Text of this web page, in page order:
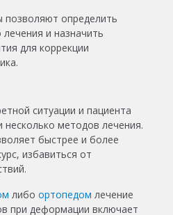
позволяют определить
и назначить
для коррекции
ситуации и пациента
методов лечения.
быстрее и более
избавиться от
либо ортопедом лечение
при деформации включает